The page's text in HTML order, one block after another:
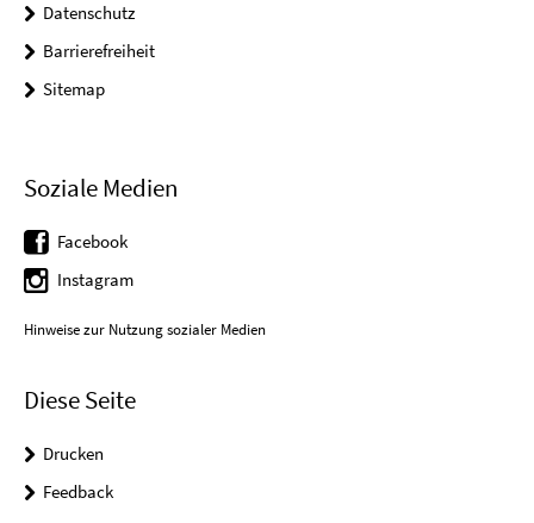
Datenschutz
Barrierefreiheit
Sitemap
Soziale Medien
Facebook
Instagram
Hinweise zur Nutzung sozialer Medien
Diese Seite
Drucken
Feedback